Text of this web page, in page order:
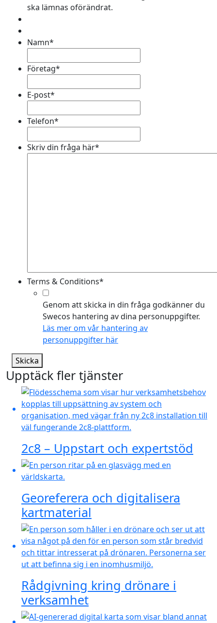
ska lämnas oförändrat.
Namn*
Företag*
E-post*
Telefon*
Skriv din fråga här*
Terms & Conditions*
Genom att skicka in din fråga godkänner du
Swecos hantering av dina personuppgifter.
Läs mer om vår hantering av
personuppgifter här
Skicka
Upptäck fler tjänster
2c8 – Uppstart och expertstöd
Georeferera och digitalisera
kartmaterial
Rådgivning kring drönare i
verksamhet